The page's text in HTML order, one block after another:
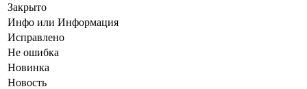
Закрыто
Инфо или Информация
Исправлено
Не ошибка
Новинка
Новость